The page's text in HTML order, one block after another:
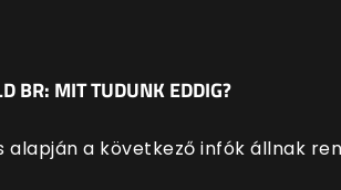
BR: MIT TUDUNK EDDIG?
alapján a következő infók állnak